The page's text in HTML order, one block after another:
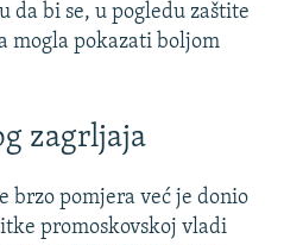
da bi se, u pogledu zaštite
mogla pokazati boljom
zagrljaja
brzo pomjera već je donio
promoskovskoj vladi